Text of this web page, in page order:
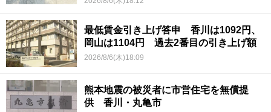
最低賃金引き上げ答申 香川は1092円、
岡山は1104円 過去2番目の引き上げ額
2026/8/6(木)18:09
熊本地震の被災者に市営住宅を無償提
供 香川・丸亀市